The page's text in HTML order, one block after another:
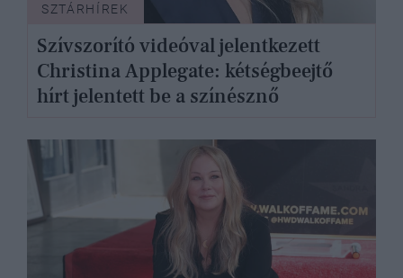
SZTÁRHÍREK
Szívszorító videóval jelentkezett
Christina Applegate: kétségbeejtő
hírt jelentett be a színésznő